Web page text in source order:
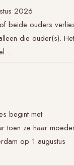
2026
of beide ouders
die ouder(s). Het
begint met
toen ze haar
op 1 augustus